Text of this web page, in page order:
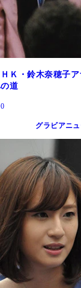
Ｋ・鈴木奈穂子
道
グラビアニ